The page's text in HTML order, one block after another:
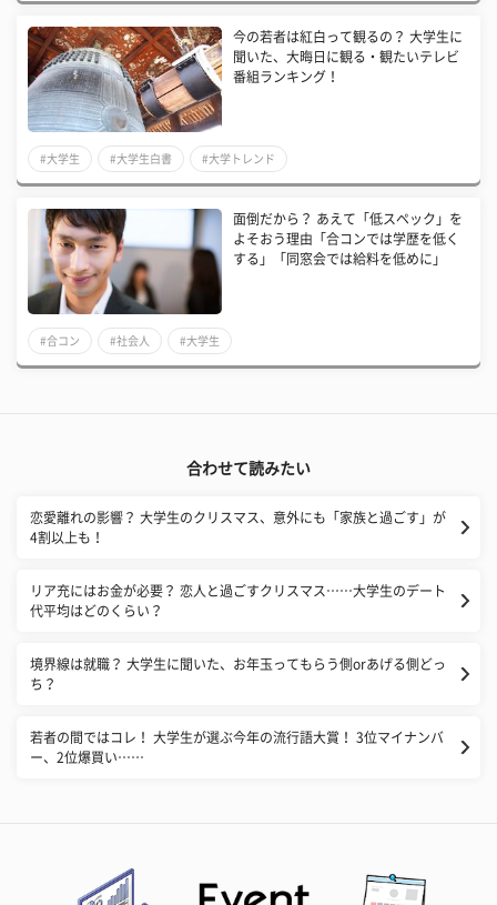
今の若者は紅白って観るの？ 大学生に
聞いた、大晦日に観る・観たいテレビ
番組ランキング！
#大学生 #大学生白書 #大学トレンド
面倒だから？ あえて「低スペック」を
よそおう理由「合コンでは学歴を低く
する」「同窓会では給料を低めに」
#合コン #社会人 #大学生
合わせて読みたい
恋愛離れの影響？ 大学生のクリスマス、意外にも「家族と過ごす」が
4割以上も！
リア充にはお金が必要？ 恋人と過ごすクリスマス……大学生のデート
代平均はどのくらい？
境界線は就職？ 大学生に聞いた、お年玉ってもらう側orあげる側どっ
ち？
若者の間ではコレ！ 大学生が選ぶ今年の流行語大賞！ 3位マイナンバ
ー、2位爆買い……